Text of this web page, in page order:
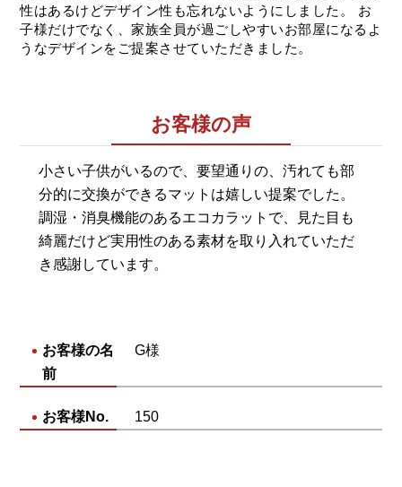
性はあるけどデザイン性も忘れないようにしました。 お
子様だけでなく、家族全員が過ごしやすいお部屋になるよ
うなデザインをご提案させていただきました。
お客様の声
小さい子供がいるので、要望通りの、汚れても部
分的に交換ができるマットは嬉しい提案でした。
調湿・消臭機能のあるエコカラットで、見た目も
綺麗だけど実用性のある素材を取り入れていただ
き感謝しています。
お客様の名
前
G様
お客様No. 150